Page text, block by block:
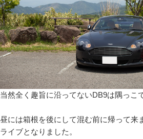
当然全く趣旨に沿ってないDB9は隅っこ
昼には箱根を後にして混む前に帰って来
ライブとなりました。